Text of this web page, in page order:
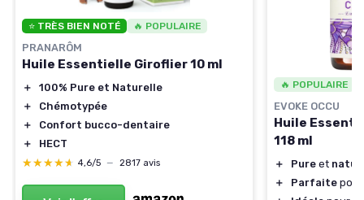
⭐ TRÈS BIEN NOTÉ 🔥 POPULAIRE
PRANARÔM
Huile Essentielle Giroflier 10 ml
＋
100% Pure et Naturelle
＋
Chémotypée
＋
Confort bucco-dentaire
＋
HECT
★★★★★
★★★★★ 4,6/5 — 2817 avis
🔥 POPULAIRE
EVOKE OCCU
Huile
118 ml
＋ Pure et
＋
Parfaite